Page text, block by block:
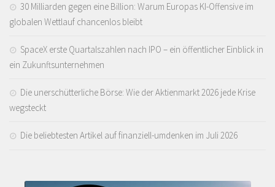
30 Milliarden gegen eine Billion: Warum Europas KI-Offensive im
globalen Wettlauf chancenlos bleibt
SpaceX erste Quartalszahlen nach IPO – ein öffentlicher Einblick in
ein Zukunftsunternehmen
Die unerschütterliche Börse: Wie der Aktienmarkt 2026 jede Krise
wegsteckt
Die beliebtesten Artikel auf finanziell-umdenken im Juli 2026